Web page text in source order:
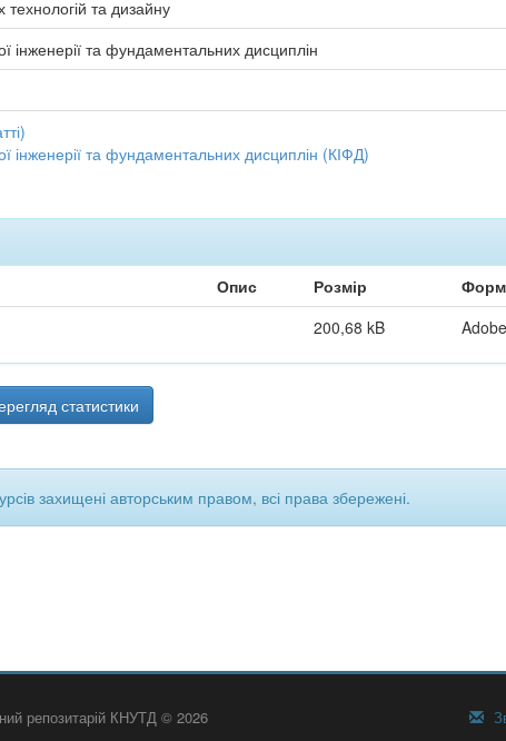
технологій та дизайну
та фундаментальних дисциплін
інженерії та фундаментальних дисциплін (КІФД)
Опис Розмір
200,68 kB
статистики
захищені авторським правом, всі права збережені.
репозитарій КНУТД © 2026